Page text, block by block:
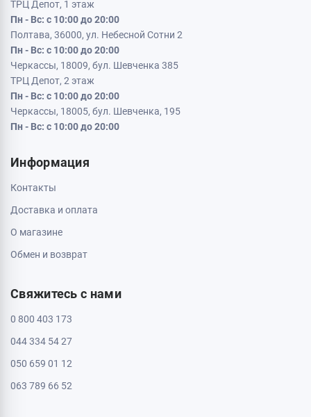
ТРЦ Депот, 1 этаж
Пн - Вс: с 10:00 до 20:00
Полтава, 36000, ул. Небесной Сотни 2
Пн - Вс: с 10:00 до 20:00
Черкассы, 18009, бул. Шевченка 385
ТРЦ Депот, 2 этаж
Пн - Вс: с 10:00 до 20:00
Черкассы, 18005, бул. Шевченка, 195
Пн - Вс: с 10:00 до 20:00
Информация
Контакты
Доставка и оплата
О магазине
Обмен и возврат
Свяжитесь с нами
0 800 403 173
044 334 54 27
050 659 01 12
063 789 66 52